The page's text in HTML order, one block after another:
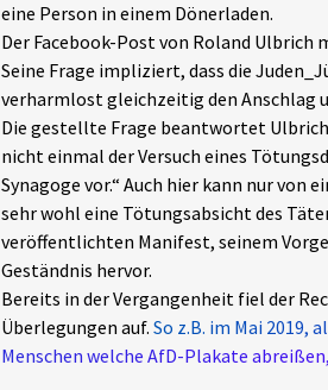
eine Person in einem Dönerladen.
Der Facebook-Post von Roland Ulbrich
Seine Frage impliziert, dass die
verharmlost gleichzeitig den Anschlag
Die gestellte Frage beantwortet
nicht einmal der Versuch eines
Synagoge vor.“ Auch hier kann nur von
sehr wohl eine Tötungsabsicht des
veröffentlichten Manifest, seinem
Geständnis hervor.
Bereits in der Vergangenheit fiel der
Überlegungen auf. So z.B. im Mai 2019,
Menschen welche AfD-Plakate